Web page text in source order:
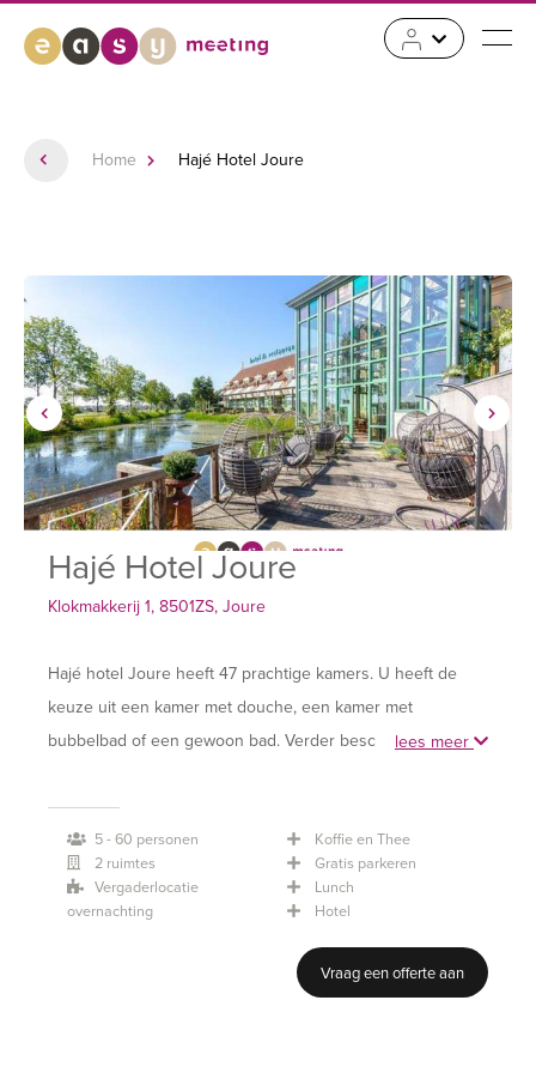
Home Hajé Hotel Joure
Hajé Hotel Joure
Klokmakkerij 1, 8501ZS, Joure
Hajé hotel Joure heeft 47 prachtige kamers. U heeft de
keuze uit een kamer met douche, een kamer met
bubbelbad of een gewoon bad. Verder beschikken alle
wij verschillende mogelijkheden voor een goede start van
de dag!
snelle lunch. Op de menukaart voeren natuurlijke
lees meer
5 - 60 personen
2 ruimtes
Vergaderlocatie
overnachting
Koffie en Thee
Gratis parkeren
Lunch
Hotel
Vraag een offerte aan